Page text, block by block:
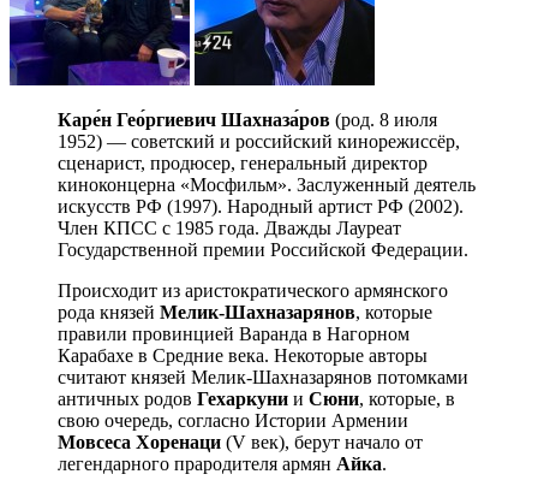
Каре́н Гео́ргиевич Шахназа́ров (род. 8 июля
1952) — советский и российский кинорежиссёр,
сценарист, продюсер, генеральный директор
киноконцерна «Мосфильм». Заслуженный деятель
искусств РФ (1997). Народный артист РФ (2002).
Член КПСС с 1985 года. Дважды Лауреат
Государственной премии Российской Федерации.
Происходит из аристократического армянского
рода князей Мелик-Шахназарянов, которые
правили провинцией Варанда в Нагорном
Карабахе в Средние века. Некоторые авторы
считают князей Мелик-Шахназарянов потомками
античных родов Гехаркуни и Сюни, которые, в
свою очередь, согласно Истории Армении
Мовсеса Хоренаци (V век), берут начало от
легендарного прародителя армян Айка.